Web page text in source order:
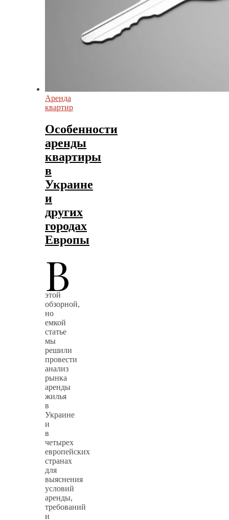
Аренда
квартир
Особенности
аренды
квартиры
в
Украине
и
других
городах
Европы
В
этой
обзорной,
но
емкой
статье
мы
решили
провести
анализ
рынка
аренды
жилья
в
Украине
и
в
четырех
европейских
странах
для
выяснения
условий
аренды,
требований
и